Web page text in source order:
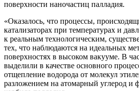
поверхности наночастиц палладия.
«Оказалось, что процессы,
катализаторах при температурах и
к реальным технологическим,
тех, что наблюдаются на идеальных
поверхностях в высоком вакууме. В
выделили в качестве основного
отщепление водорода от молекул
разложением на атомарный углерод и